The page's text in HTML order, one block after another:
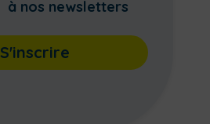
à nos newsletters
S'inscrire